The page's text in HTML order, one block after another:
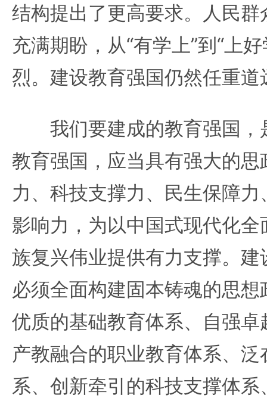
结构提出了更高要求。人民
充满期盼，从“有学上”到“上
烈。建设教育强国仍然任重道
我们要建成的教育强国，
教育强国，应当具有强大的
力、科技支撑力、民生保障
影响力，为以中国式现代化
族复兴伟业提供有力支撑。
必须全面构建固本铸魂的思
优质的基础教育体系、自强
产教融合的职业教育体系、
系、创新牵引的科技支撑体